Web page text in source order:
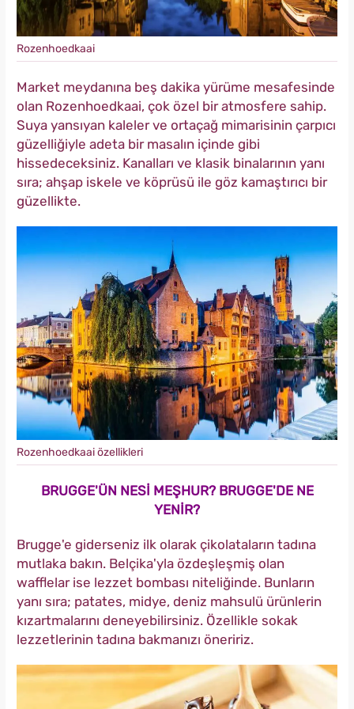
Rozenhoedkaai
Market meydanına beş dakika yürüme mesafesinde
olan Rozenhoedkaai, çok özel bir atmosfere sahip.
Suya yansıyan kaleler ve ortaçağ mimarisinin çarpıcı
güzelliğiyle adeta bir masalın içinde gibi
hissedeceksiniz. Kanalları ve klasik binalarının yanı
sıra; ahşap iskele ve köprüsü ile göz kamaştırıcı bir
güzellikte.
Rozenhoedkaai özellikleri
BRUGGE'ÜN NESİ MEŞHUR? BRUGGE'DE NE
YENİR?
Brugge'e giderseniz ilk olarak çikolataların tadına
mutlaka bakın. Belçika'yla özdeşleşmiş olan
wafflelar ise lezzet bombası niteliğinde. Bunların
yanı sıra; patates, midye, deniz mahsulü ürünlerin
kızartmalarını deneyebilirsiniz. Özellikle sokak
lezzetlerinin tadına bakmanızı öneririz.